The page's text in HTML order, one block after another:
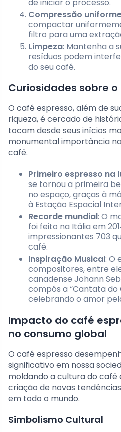
Compressão
compactar
filtro para uma
Limpeza: Mantenha a
resíduos podem
do seu café.
Curiosidades sobre
O café espresso, além de
riqueza, é cercado de
tocam desde seus inícios
monumental importância
café.
Primeiro espresso na
se tornou a primeira
no espaço, graças à
à Estação Espacial
Recorde mundial: O
foi feito na Itália em
impressionantes 703
café.
Inspiração Musical: O
compositores, entre
canadense Johann
compôs a “Cantata do
celebrando o amor
Impacto do café
no consumo global
O café espresso
significativo em nossa
moldando a cultura do café
criação de novas
em todo o mundo.
Simbolismo Cultural